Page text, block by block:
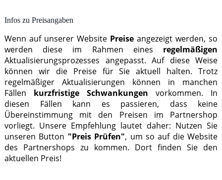
Infos zu Preisangaben
Wenn auf unserer Website Preise angezeigt werden, so
werden diese im Rahmen eines regelmäßigen
Aktualisierungsprozesses angepasst. Auf diese Weise
können wir die Preise für Sie aktuell halten. Trotz
regelmäßiger Aktualisierungen können in manchen
Fällen kurzfristige Schwankungen vorkommen. In
diesen Fällen kann es passieren, dass keine
Übereinstimmung mit den Preisen im Partnershop
vorliegt. Unsere Empfehlung lautet daher: Nutzen Sie
unseren Button "Preis Prüfen", um so auf die Website
des Partnershops zu kommen. Dort finden Sie den
aktuellen Preis!